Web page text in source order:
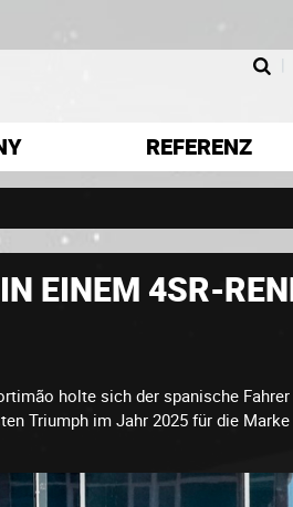
|
REFERENZ
EINEM 4SR-
holte sich der spanische Fahrer
Triumph im Jahr 2025 für die